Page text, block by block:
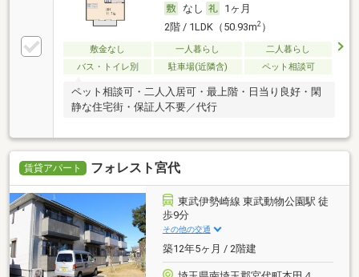
なし
1ヶ月
2階 / 1LDK（50.93m2）
敷金なし 一人暮らし
二人暮らし
バス・トイレ別
駐車場(近隣含) ペット相談可
ペット相談可・二人入居可・最上階・日当り良好・閑
静な住宅街・保証人不要／代行
賃貸アパート フォレスト宮代
東武伊勢崎線 東武動物公園駅 徒
歩9分
その他の交通
築12年5ヶ月 / 2階建